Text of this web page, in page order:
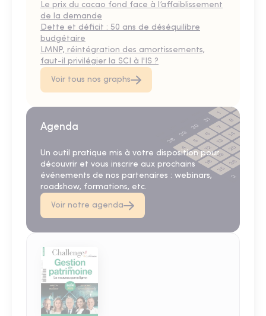
Le prix du cacao fond face à l’affaiblissement
de la demande
Dette et déficit : 50 ans de déséquilibre
budgétaire
LMNP, réintégration des amortissements,
faut-il privilégier la SCI à l'IS ?
Voir tous nos graphs
Agenda
Un outil pratique mis à votre disposition pour
découvrir et vous inscrire aux prochains
événements de nos partenaires : webinars,
roadshow, formations, etc.
Voir notre agenda